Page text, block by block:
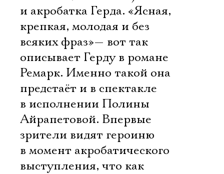
и акробатка Герда. «Ясная,
крепкая, молодая и без
всяких фраз»— вот так
описывает Герду в романе
Ремарк. Именно такой она
предстаёт и в спектакле
в исполнении Полины
Айрапетовой. Впервые
зрители видят героиню
в момент акробатического
выступления, что как